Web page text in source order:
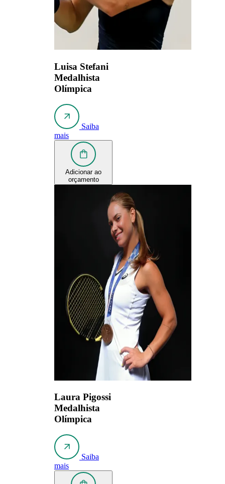
Luisa Stefani
Medalhista
Olímpica
Saiba
mais
Adicionar ao
orçamento
Laura Pigossi
Medalhista
Olímpica
Saiba
mais